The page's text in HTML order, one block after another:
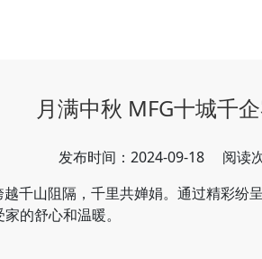
月满中秋 MFG十城千
发布时间：2024-09-18
阅读
千山阻隔，千里共婵娟。通过精彩纷
的舒心和温暖。